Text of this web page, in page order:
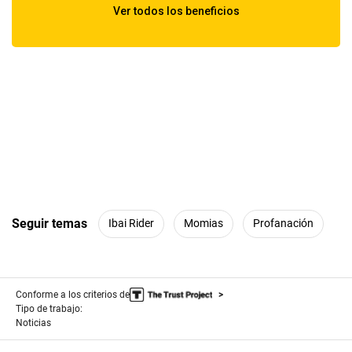
Seguir temas Ibai Rider Momias Profanación
Conforme a los criterios de
Tipo de trabajo:
Noticias